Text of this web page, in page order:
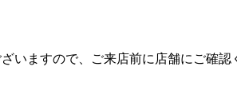
いますので、ご来店前に店舗にご確認